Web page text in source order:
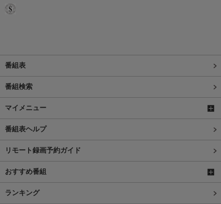
番組表
番組検索
マイメニュー
番組表ヘルプ
リモート録画予約ガイド
おすすめ番組
ランキング